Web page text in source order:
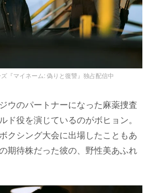
『マイネーム: 偽りと復讐』独占配信中
ウのパートナーになった麻薬捜査
ド役を演じているのがボヒョン。
クシング大会に出場したこともあ
期待株だった彼の、野性美あふれ